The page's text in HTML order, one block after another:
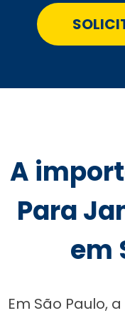
A
Para
em
Em São Paulo,